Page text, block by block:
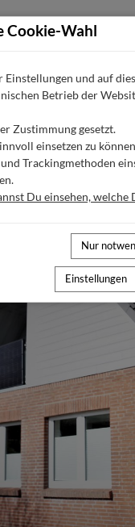
Cookie-Wahl
und auf
Betrieb der
Zustimmung gesetzt.
einsetzen zu
Trackingmethoden
Du einsehen, welche
Nur
Einstellungen